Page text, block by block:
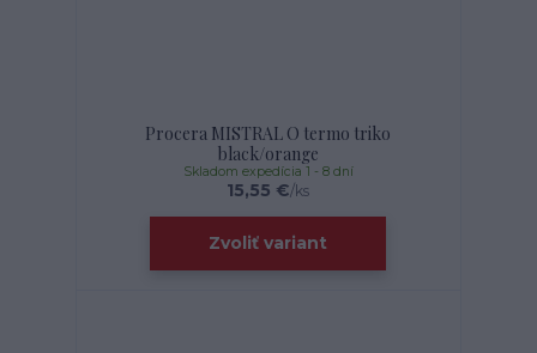
Procera MISTRAL O termo triko
black/orange
15,55 €/ks
Skladom expedícia 1 - 8 dní
Zvoliť variant